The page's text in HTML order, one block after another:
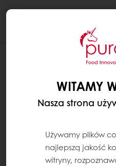
WITAMY
Nasza strona
Używamy plików
najlepszą jakość
witryny,